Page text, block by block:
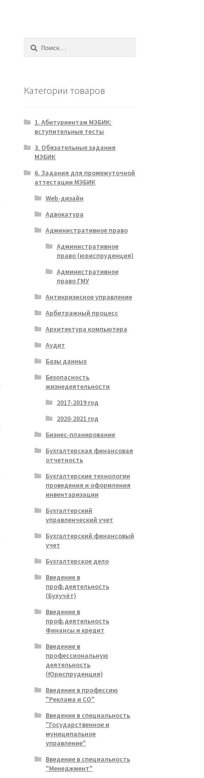
Найти:
Категории товаров
1. Абитуриентам МЭБИК:
вступительные тесты
3. Обязательные задания
МЭБИК
6. Задания для промежуточной
аттестации МЭБИК
Web-дизайн
Адвокатура
Административное право
Административное
право (юриспруденция)
Административное
право ГМУ
Антикризисное управление
Арбитражный процесс
Архитектура компьютера
Аудит
Базы данных
Безопасность
жизнедеятельности
2017-2019 год
2020-2021 год
Бизнес-планирование
Бухгалтерская финансовая
отчетность
Бухгалтерские технологии
проведения и оформления
инвентаризации
Бухгалтерский
управленческий учет
Бухгалтерский финансовый
учет
Бухгалтерское дело
Введение в
проф.деятельность
(Бухучёт)
Введение в
проф.деятельность
Финансы и кредит
Введение в
профессиональную
деятельность
(Юриспруденция)
Введение в профессию
"Реклама и СО"
Введение в специальность
"Государственное и
муниципальное
управление"
Введение в специальность
"Менеджмент"